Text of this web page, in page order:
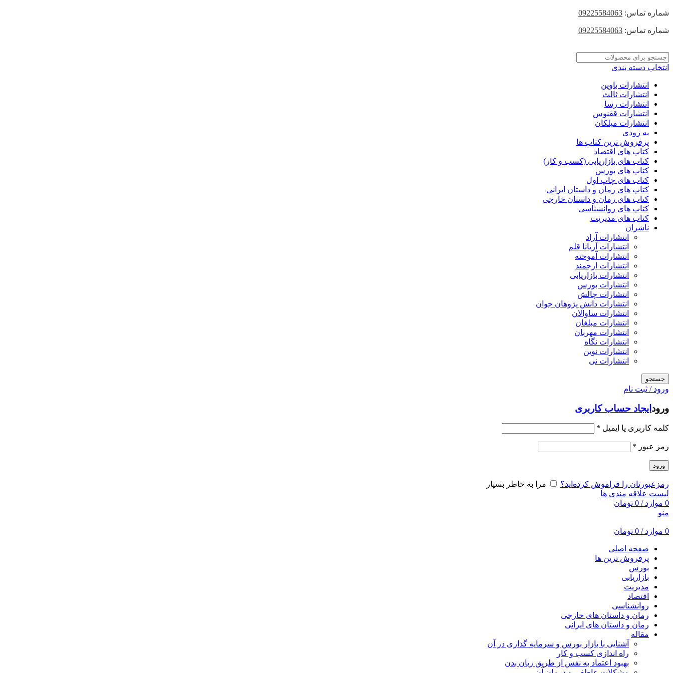
شماره تماس: 09225584063
شماره تماس: 09225584063
انتخاب دسته بندی
انتشارات باوین
انتشارات ثالث
انتشارات رسا
انتشارات ققنوس
انتشارات میلکان
به زودی
پرفروش ترین کتاب ها
کتاب های اقتصاد
کتاب های بازاریابی (کسب و کار)
کتاب های بورس
کتاب های چاپ اول
کتاب های رمان و داستان ایرانی
کتاب های رمان و داستان خارجی
کتاب های روانشناسی
کتاب های مدیریت
ناشران
انتشارات آراد
انتشارات آریانا قلم
انتشارات آموخته
انتشارات ارجمند
انتشارات بازاریابی
انتشارات بورس
انتشارات چالش
انتشارات دانش پژوهان جوان
انتشارات ساوالان
انتشارات مبلغان
انتشارات مهربان
انتشارات نگاه
انتشارات نوین
انتشارات نی
جستجو
ورود / ثبت نام
ورود ایجاد حساب کاربری
کلمه کاربری یا ایمیل *
رمز عبور *
ورود
رمزعبورتان را فراموش کرده‌اید؟
مرا به خاطر بسپار
لیست علاقه مندی ها
0 موارد /
0 تومان
منو
0 موارد /
0 تومان
صفحه اصلی
پرفروش ترین ها
بورس
بازاریابی
مدیریت
اقتصاد
روانشناسی
رمان و داستان های خارجی
رمان و داستان های ایرانی
مقاله
آشنایی با بازار بورس و سرمایه گذاری در آن
راه اندازی کسب و کار
بهبود اعتماد به نفس از طریق زبان بدن